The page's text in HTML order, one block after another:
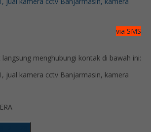
via SMS
menghubungi kontak di bawah ini: